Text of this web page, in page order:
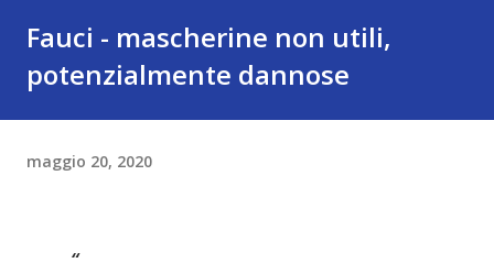
Fauci - mascherine non utili,
potenzialmente dannose
maggio 20, 2020